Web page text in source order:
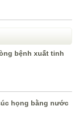
bệnh xuất tinh
họng bằng nước